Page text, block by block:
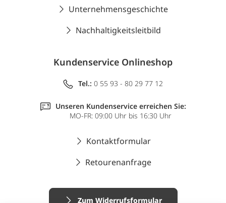
Unternehmensgeschichte
Nachhaltigkeitsleitbild
Kundenservice Onlineshop
Tel.: 0 55 93 - 80 29 77 12
Unseren Kundenservice erreichen Sie:
MO-FR: 09:00 Uhr bis 16:30 Uhr
Kontaktformular
Retourenanfrage
Zum Widerrufsformular